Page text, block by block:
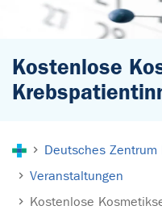
Kostenlose
Deutsches Zentrum
Veranstaltungen
Kostenlose